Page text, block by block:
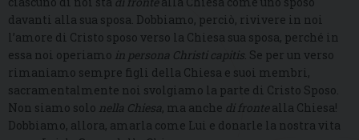
davanti alla sua sposa. Dobbiamo, perciò, rivivere in noi
l’amore di Cristo sposo verso la Chiesa sua sposa, perché in
essa noi operiamo in persona Christi capitis. Se per un verso
rimaniamo sempre figli della Chiesa e suoi membri,
sacramentalmente noi svolgiamo la parte di Cristo Sposo.
Non siamo solo nella Chiesa, ma anche di frontealla Chiesa!
Dobbiamo, allora, amarla come Lui e donarle la nostra vita